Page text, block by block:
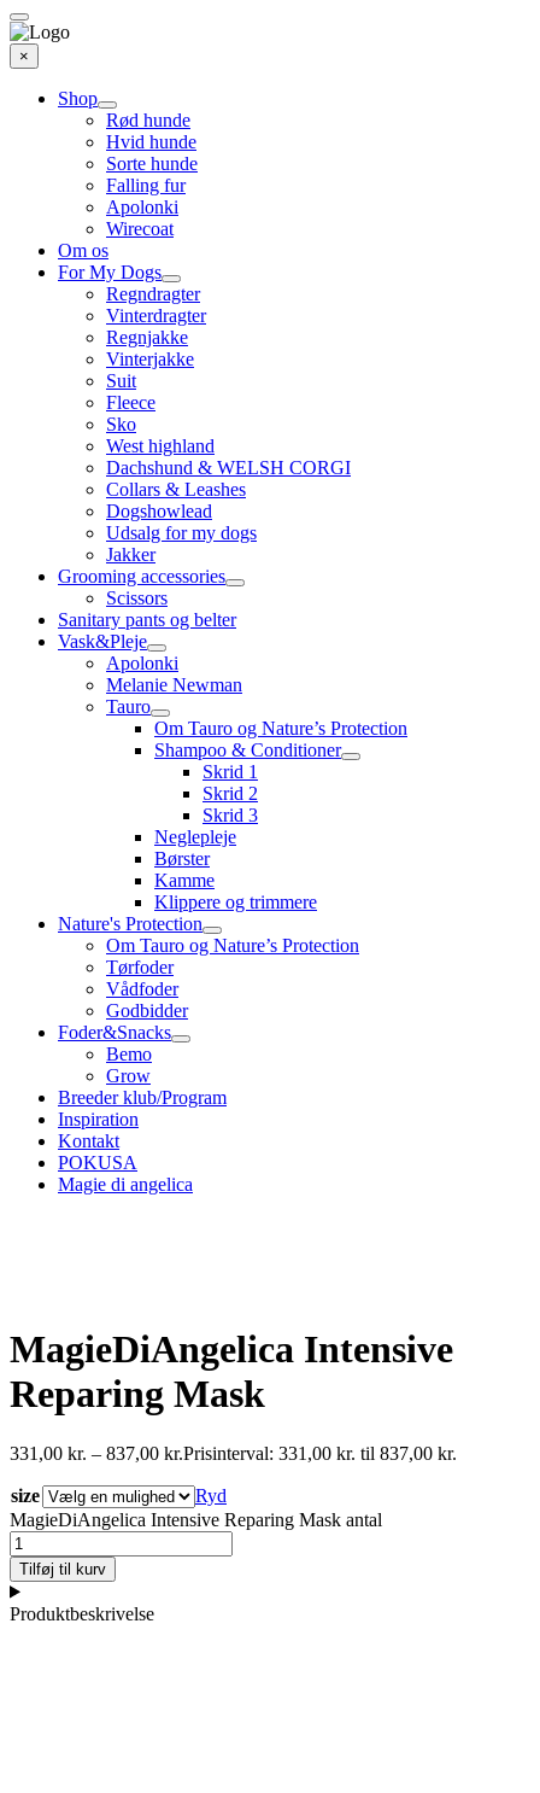
×
Shop
Rød hunde
Hvid hunde
Sorte hunde
Falling fur
Apolonki
Wirecoat
Om os
For My Dogs
Regndragter
Vinterdragter
Regnjakke
Vinterjakke
Suit
Fleece
Sko
West highland
Dachshund & WELSH CORGI
Collars & Leashes
Dogshowlead
Udsalg for my dogs
Jakker
Grooming accessories
Scissors
Sanitary pants og belter
Vask&Pleje
Apolonki
Melanie Newman
Tauro
Om Tauro og Nature’s Protection
Shampoo & Conditioner
Skrid 1
Skrid 2
Skrid 3
Neglepleje
Børster
Kamme
Klippere og trimmere
Nature's Protection
Om Tauro og Nature’s Protection
Tørfoder
Vådfoder
Godbidder
Foder&Snacks
Bemo
Grow
Breeder klub/Program
Inspiration
Kontakt
POKUSA
Magie di angelica
MagieDiAngelica Intensive
Reparing Mask
331,00 kr. – 837,00 kr.Prisinterval: 331,00 kr. til 837,00 kr.
size
Ryd
MagieDiAngelica Intensive Reparing Mask antal
Tilføj til kurv
Produktbeskrivelse